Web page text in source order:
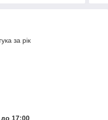
за рік
17:00